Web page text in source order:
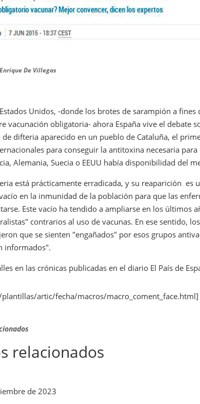
De Villegas
Unidos, -donde los brotes de sarampión a
vacunación obligatoria- ahora España vive el debate
de difteria aparecido en un pueblo de Cataluña, el
para conseguir la antitoxina necesaria
Alemania, Suecia o EEUU había disponibilidad del
está prácticamente erradicada, y su reaparición es
en la inmunidad de la población para que las
Este vacío ha tendido a ampliarse en los últimos
contrarios al uso de vacunas. En ese sentido,
que se sienten "engañados" por esos grupos
informados".
en las crónicas publicadas en el diario El País de
artic/fecha/macros/macro_coment_face.html]
relacionados
de 2023